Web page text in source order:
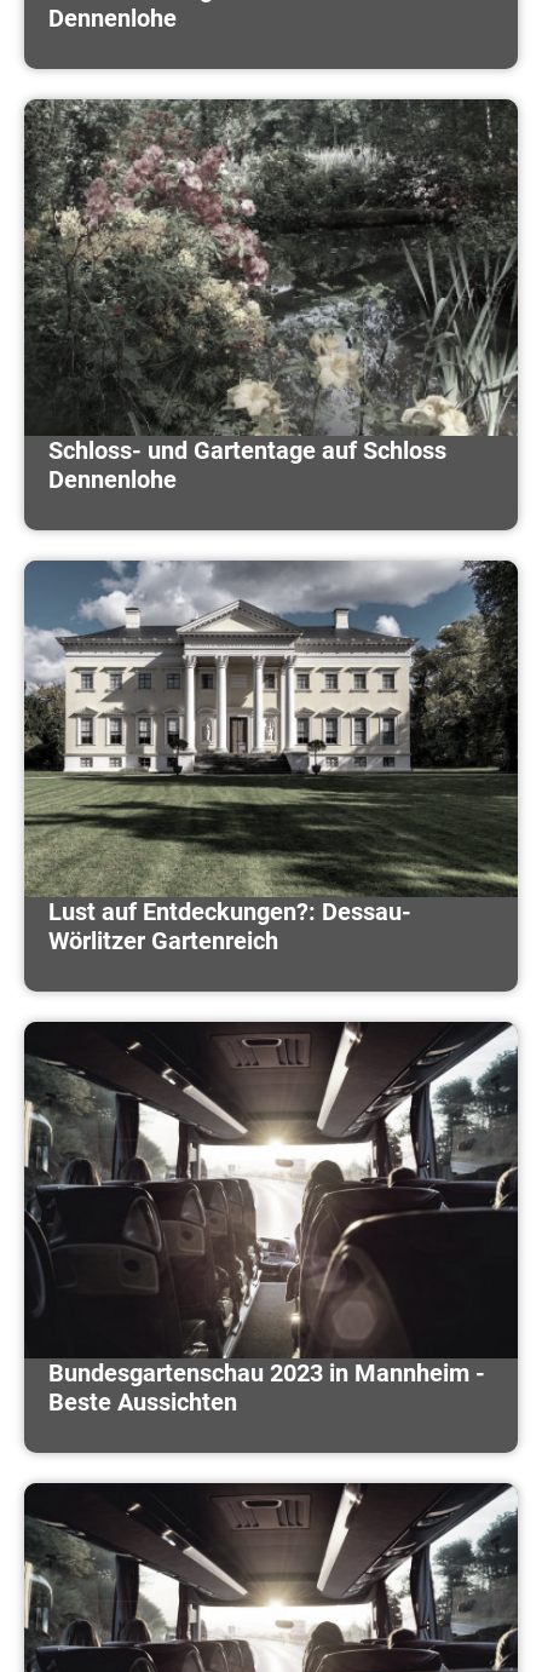
Dennenlohe
Schloss- und Gartentage auf Schloss
Dennenlohe
Lust auf Entdeckungen?: Dessau-
Wörlitzer Gartenreich
Bundesgartenschau 2023 in Mannheim -
Beste Aussichten